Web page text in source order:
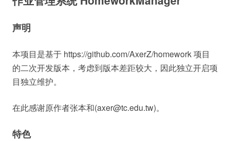
声明
本项目是基于 https://github.com/AxerZ/homework 项目
的二次开发版本，考虑到版本差距较大，因此独立开启项
目独立维护。
在此感谢原作者张本和(axer@tc.edu.tw)。
特色